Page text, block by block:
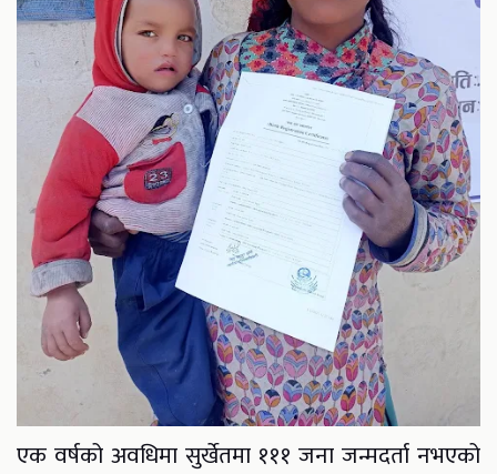
एक वर्षको अवधिमा सुर्खेतमा १११ जना जन्मदर्ता नभएको